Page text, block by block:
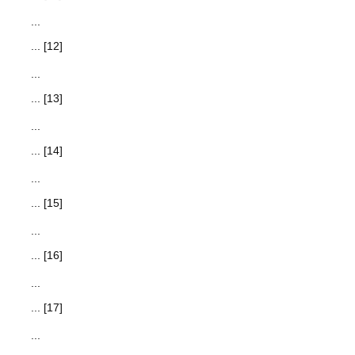
... [12]
... [13]
... [14]
... [15]
... [16]
... [17]